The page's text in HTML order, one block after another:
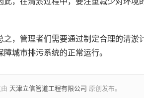
之，管理者们需要通过制定合理的清
障城市排污系统的正常运行。
天津立信管道工程有限公司 原创发布。